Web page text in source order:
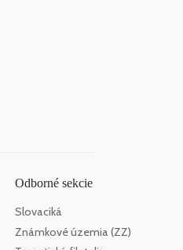
Odborné sekcie
Slovaciká
Známkové územia (ZZ)